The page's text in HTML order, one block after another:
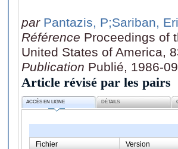
par Pantazis, P;Sariban,
Référence Proceedings of
United States of America,
Publication Publié, 1986-09
Article révisé par les pairs
ACCÈS EN LIGNE DÉTAILS
Fichier Version